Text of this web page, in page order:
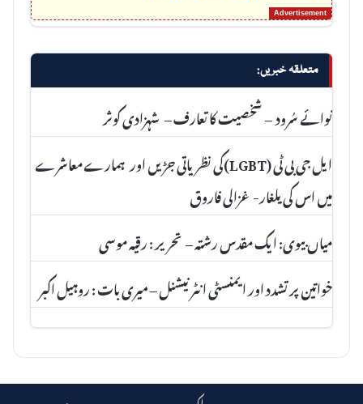
متعلقہ خبریں:
نوائے سُرود – شخصیت کا تعارف – شہزادی کوثر
ایل جی بی ٹی (LGBT)کی نظریاتی جڑیں اور ہمارے معاشرے
میں اس کی یلغار- غزالی فاروق
میاں بیوی: ایک مقدس رشتہ – تحریر : رقیہ موسی
خواتین پر تشدد اور ایمنسٹی انٹرنیشنل – میری بات : روہیل اکبر